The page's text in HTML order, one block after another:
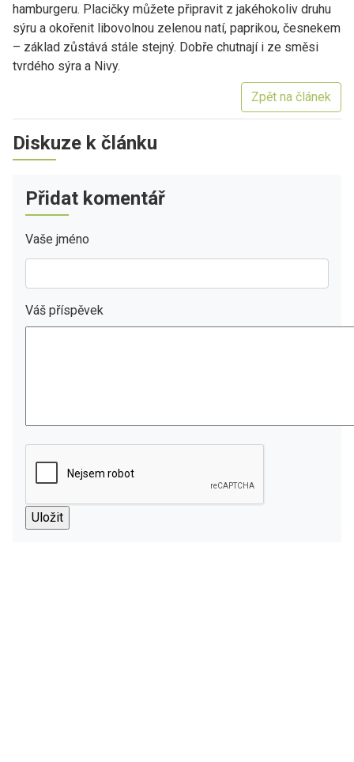
hamburgeru. Placičky můžete připravit z jakéhokoliv druhu
sýru a okořenit libovolnou zelenou natí, paprikou, česnekem
– základ zůstává stále stejný. Dobře chutnají i ze směsi
tvrdého sýra a Nivy.
Zpět na článek
Diskuze k článku
Přidat komentář
Vaše jméno
Váš příspěvek